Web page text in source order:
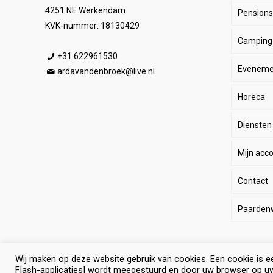
4251 NE Werkendam
KVK-nummer: 18130429
+31 622961530
ardavandenbroek@live.nl
Paard
Ruiter
Stal
SALE
Camping
Horeca
Diensten
Mijn
Contact
© Selevia Hoeve. Alle rechten voorbehouden. |Website
Wij maken op deze website gebruik van cookies. Een cookie is
Flash-applicaties] wordt meegestuurd en door uw browser op